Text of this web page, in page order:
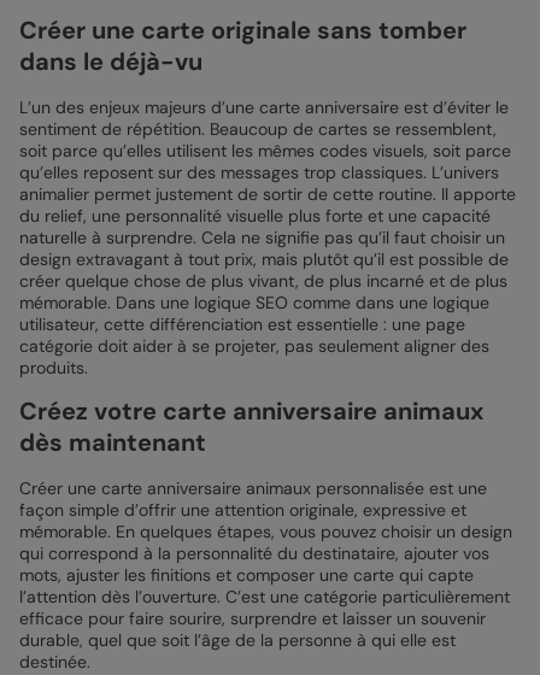
Créer une carte originale sans tomber
dans le déjà-vu
L’un des enjeux majeurs d’une carte anniversaire est d’éviter le
sentiment de répétition. Beaucoup de cartes se ressemblent,
soit parce qu’elles utilisent les mêmes codes visuels, soit parce
qu’elles reposent sur des messages trop classiques. L’univers
animalier permet justement de sortir de cette routine. Il apporte
du relief, une personnalité visuelle plus forte et une capacité
naturelle à surprendre. Cela ne signifie pas qu’il faut choisir un
design extravagant à tout prix, mais plutôt qu’il est possible de
créer quelque chose de plus vivant, de plus incarné et de plus
mémorable. Dans une logique SEO comme dans une logique
utilisateur, cette différenciation est essentielle : une page
catégorie doit aider à se projeter, pas seulement aligner des
produits.
Créez votre carte anniversaire animaux
dès maintenant
Créer une carte anniversaire animaux personnalisée est une
façon simple d’offrir une attention originale, expressive et
mémorable. En quelques étapes, vous pouvez choisir un design
qui correspond à la personnalité du destinataire, ajouter vos
mots, ajuster les finitions et composer une carte qui capte
l’attention dès l’ouverture. C’est une catégorie particulièrement
efficace pour faire sourire, surprendre et laisser un souvenir
durable, quel que soit l’âge de la personne à qui elle est
destinée.